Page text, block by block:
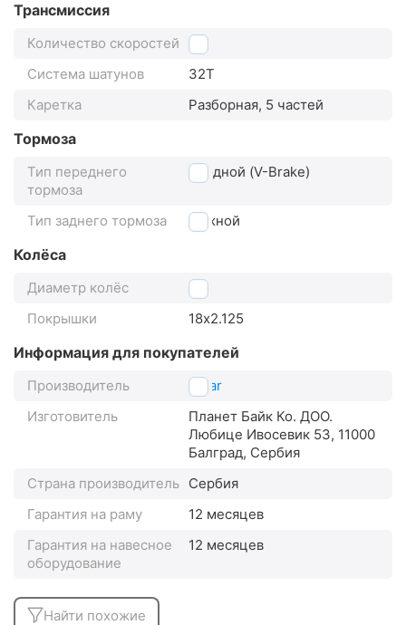
Трансмиссия
Количество скоростей 1
Система шатунов
32T
Каретка
Разборная, 5 частей
Тормоза
Тип переднего
тормоза
ободной (V-Brake)
Тип заднего тормоза ножной
Колёса
Диаметр колёс
18"
Покрышки
18х2.125
Информация для покупателей
Производитель
Polar
Изготовитель
Планет Байк Ко. ДОО.
Любице Ивосевик 53, 11000
Балград, Сербия
Страна производитель Сербия
Гарантия на раму
12 месяцев
Гарантия на навесное
оборудование
12 месяцев
Найти похожие